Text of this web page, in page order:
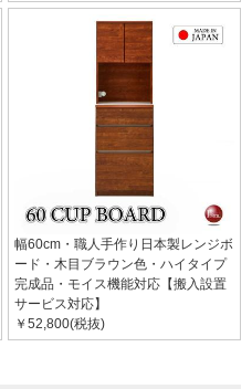
幅60cm・職人手作り日本製レンジボ
ード・木目ブラウン色・ハイタイプ
完成品・モイス機能対応【搬入設置
サービス対応】
￥52,800(税抜)